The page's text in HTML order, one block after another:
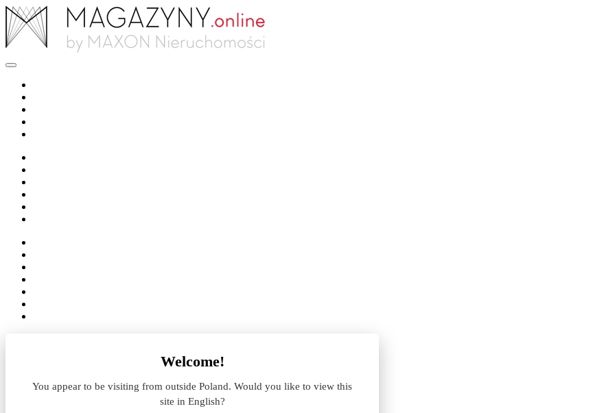
Welcome!
You appear to be visiting from outside Poland. Would you like to view this
site in English?
MLP Group ekologicznym inwestorem
MLP Group ekologicznym inwestorem